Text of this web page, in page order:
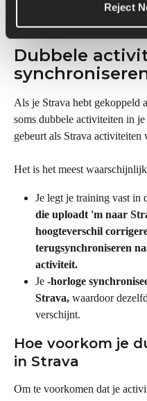
Reject
je de meest nauwkeurige
Dubbele
Als je Strava hebt gekoppeld
soms dubbele activiteiten in
gebeurt als Strava activiteiten
Het is het meest
Je legt je training vast in
die uploadt 'm naar
hoogteverschil
terugsynchroniseren
activiteit.
Je -horloge
Strava, waardoor
verschijnt.
Hoe voorkom je
in Strava
Om te voorkomen dat je